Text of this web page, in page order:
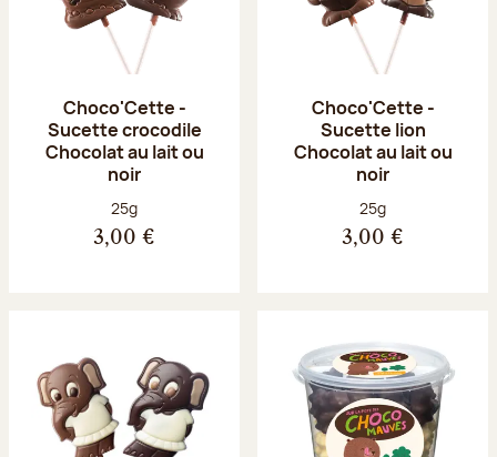
Choco'Cette -
Sucette crocodile
Chocolat au lait ou
noir
Poids net :
25g
3,00 €
Choco'Cette -
Sucette lion
Chocolat au lait ou
noir
Poids net :
25g
3,00 €